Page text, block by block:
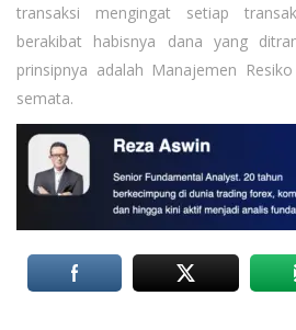
transaksi mengingat setiap
berakibat habisnya dana yang
prinsipnya adalah Manajemen
semata.